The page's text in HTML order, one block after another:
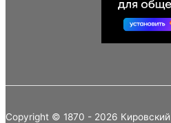
Copyright © 1870 - 2026